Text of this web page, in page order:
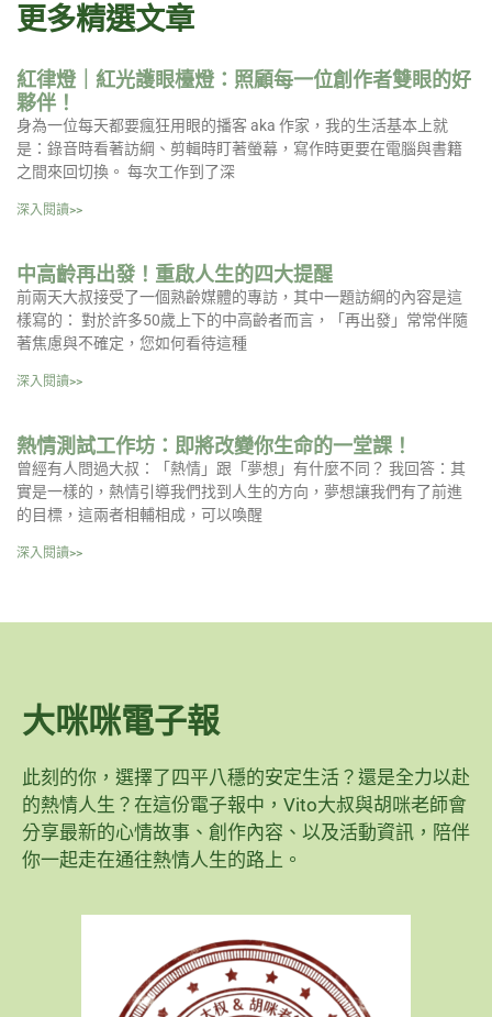
更多精選文章
紅律燈｜紅光護眼檯燈：照顧每一位創作者雙眼的好
夥伴！
身為一位每天都要瘋狂用眼的播客 aka 作家，我的生活基本上就
是：錄音時看著訪綱、剪輯時盯著螢幕，寫作時更要在電腦與書籍
之間來回切換。 每次工作到了深
深入閱讀>>
中高齡再出發！重啟人生的四大提醒
前兩天大叔接受了一個熟齡媒體的專訪，其中一題訪綱的內容是這
樣寫的： 對於許多50歲上下的中高齡者而言，「再出發」常常伴隨
著焦慮與不確定，您如何看待這種
深入閱讀>>
熱情測試工作坊：即將改變你生命的一堂課！
曾經有人問過大叔：「熱情」跟「夢想」有什麼不同？ 我回答：其
實是一樣的，熱情引導我們找到人生的方向，夢想讓我們有了前進
的目標，這兩者相輔相成，可以喚醒
深入閱讀>>
大咪咪電子報
此刻的你，選擇了四平八穩的安定生活？還是全力以赴
的熱情人生？在這份電子報中，Vito大叔與胡咪老師會
分享最新的心情故事、創作內容、以及活動資訊，陪伴
你一起走在通往熱情人生的路上。